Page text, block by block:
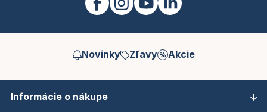
Novinky Zľavy Akcie
Informácie o nákupe